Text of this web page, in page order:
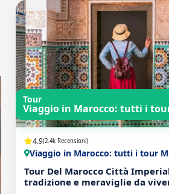
Tour
Viaggio in Marocco: tutti i
4.9(2.4k Recensioni)
Viaggio in Marocco: tutti i tour
Tour Del Marocco Città
tradizione e meraviglie da